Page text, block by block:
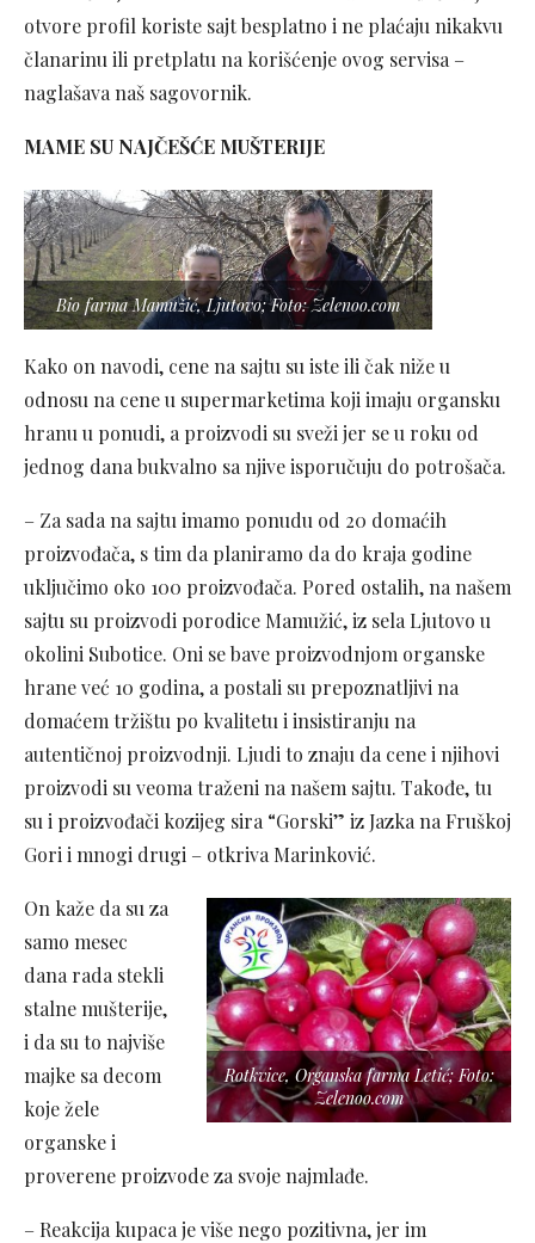
otvore profil koriste sajt besplatno i ne plaćaju nikakvu
članarinu ili pretplatu na korišćenje ovog servisa –
naglašava naš sagovornik.
MAME SU NAJČEŠĆE MUŠTERIJE
Bio farma Mamužić, Ljutovo; Foto: Zelenoo.com
Kako on navodi, cene na sajtu su iste ili čak niže u
odnosu na cene u supermarketima koji imaju organsku
hranu u ponudi, a proizvodi su sveži jer se u roku od
jednog dana bukvalno sa njive isporučuju do potrošača.
– Za sada na sajtu imamo ponudu od 20 domaćih
proizvođača, s tim da planiramo da do kraja godine
uključimo oko 100 proizvođača. Pored ostalih, na našem
sajtu su proizvodi porodice Mamužić, iz sela Ljutovo u
okolini Subotice. Oni se bave proizvodnjom organske
hrane već 10 godina, a postali su prepoznatljivi na
domaćem tržištu po kvalitetu i insistiranju na
autentičnoj proizvodnji. Ljudi to znaju da cene i njihovi
proizvodi su veoma traženi na našem sajtu. Takođe, tu
su i proizvođači kozijeg sira “Gorski” iz Jazka na Fruškoj
Gori i mnogi drugi – otkriva Marinković.
Rotkvice, Organska farma Letić; Foto:
Zelenoo.com
On kaže da su za
samo mesec
dana rada stekli
stalne mušterije,
i da su to najviše
majke sa decom
koje žele
organske i
proverene proizvode za svoje najmlađe.
– Reakcija kupaca je više nego pozitivna, jer im